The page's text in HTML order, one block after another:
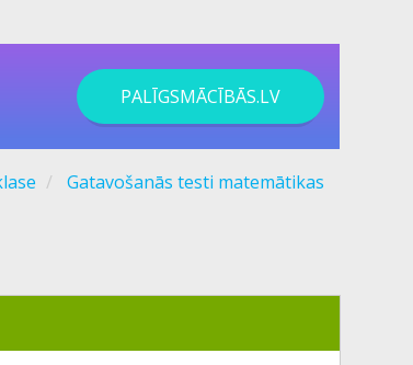
PALĪGSMĀCĪBĀS.LV
Gatavošanās testi matemātikas